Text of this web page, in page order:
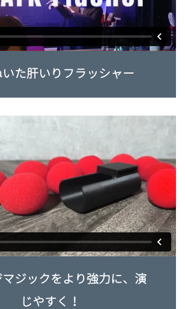
た肝いりフラッシャー
ジックをより強力に、演
じやすく！